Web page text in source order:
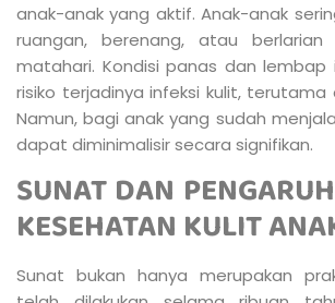
anak-anak yang aktif. Anak-anak
ruangan, berenang, atau
matahari. Kondisi panas dan lembap
risiko terjadinya infeksi kulit,
Namun, bagi anak yang sudah
dapat diminimalisir secara signifikan.
SUNAT DAN
KESEHATAN KULIT
Sunat bukan hanya merupakan